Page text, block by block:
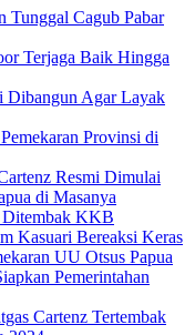
Tunggal Cagub Pabar
Terjaga Baik Hingga
Dibangun Agar Layak
Provinsi di
Resmi Dimulai
di Masanya
Ditembak KKB
Kasuari Bereaksi Keras
UU Otsus Papua
Pemerintahan
Cartenz Tertembak